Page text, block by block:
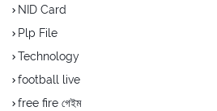
NID Card
Plp File
Technology
football live
free fire গেইম